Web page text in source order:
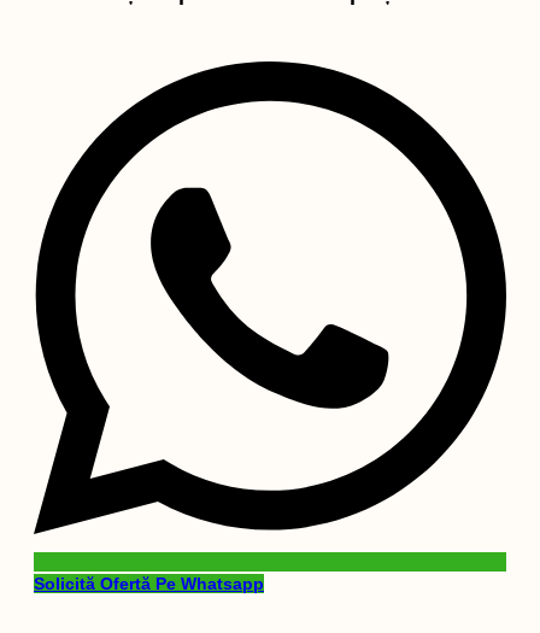
Solicită Ofertă Pe Whatsapp